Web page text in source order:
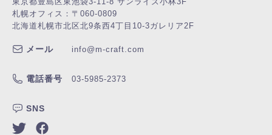
札幌オフィス：〒060-0809
北海道札幌市北区北9条西4丁目10-3ガレリア2F
メール info@m-craft.com
電話番号 03-5985-2373
SNS